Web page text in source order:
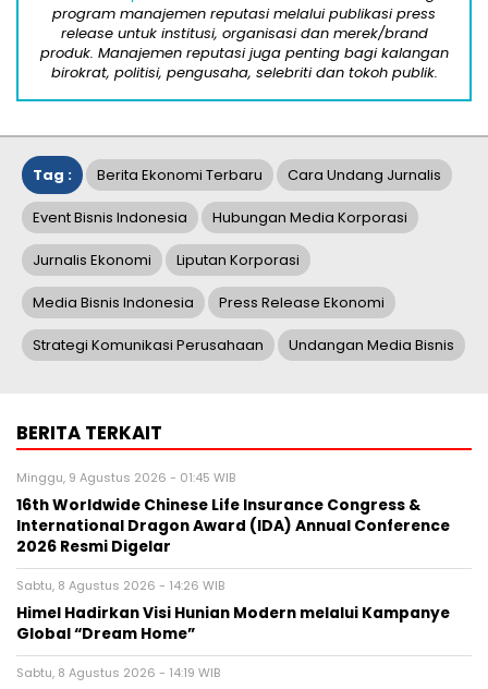
program manajemen reputasi melalui publikasi press
release untuk institusi, organisasi dan merek/brand
produk. Manajemen reputasi juga penting bagi kalangan
birokrat, politisi, pengusaha, selebriti dan tokoh publik.
Tag : Berita Ekonomi Terbaru Cara Undang Jurnalis
Event Bisnis Indonesia Hubungan Media Korporasi
Jurnalis Ekonomi Liputan Korporasi
Media Bisnis Indonesia Press Release Ekonomi
Strategi Komunikasi Perusahaan Undangan Media Bisnis
BERITA TERKAIT
Minggu, 9 Agustus 2026 - 01:45 WIB
16th Worldwide Chinese Life Insurance Congress &
International Dragon Award (IDA) Annual Conference
2026 Resmi Digelar
Sabtu, 8 Agustus 2026 - 14:26 WIB
Himel Hadirkan Visi Hunian Modern melalui Kampanye
Global “Dream Home”
Sabtu, 8 Agustus 2026 - 14:19 WIB